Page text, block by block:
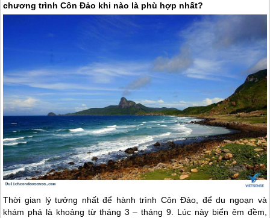
chương trìnhCôn Đảo khi nào là phù hợp nhất?
Thời gian lý tưởng nhất để hành trình Côn Đảo , để du ngoạn và
khám phá là khoảng từ tháng 3 – tháng 9. Lúc này biển êm đềm,